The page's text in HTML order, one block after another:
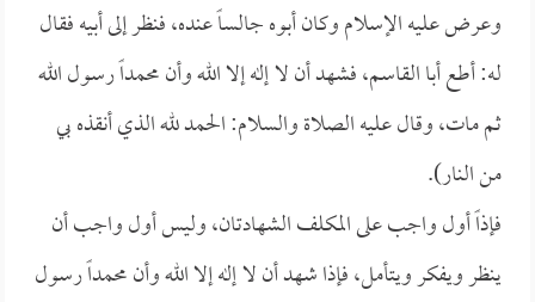
وعرض عليه الإسلام وكان أبوه جالساً عنده، فنظر إلى أبيه فقال
له: أطع أبا القاسم، فشهد أن لا إله إلا الله وأن محمداً رسول الله
ثم مات، وقال عليه الصلاة والسلام: الحمد لله الذي أنقذه بي
من النار).
فإذاً أول واجب على المكلف الشهادتان، وليس أول واجب أن
ينظر ويفكر ويتأمل، فإذا شهد أن لا إله إلا الله وأن محمداً رسول